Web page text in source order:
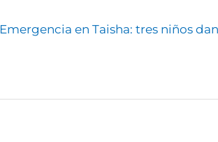
Emergencia en Taisha: tres niños